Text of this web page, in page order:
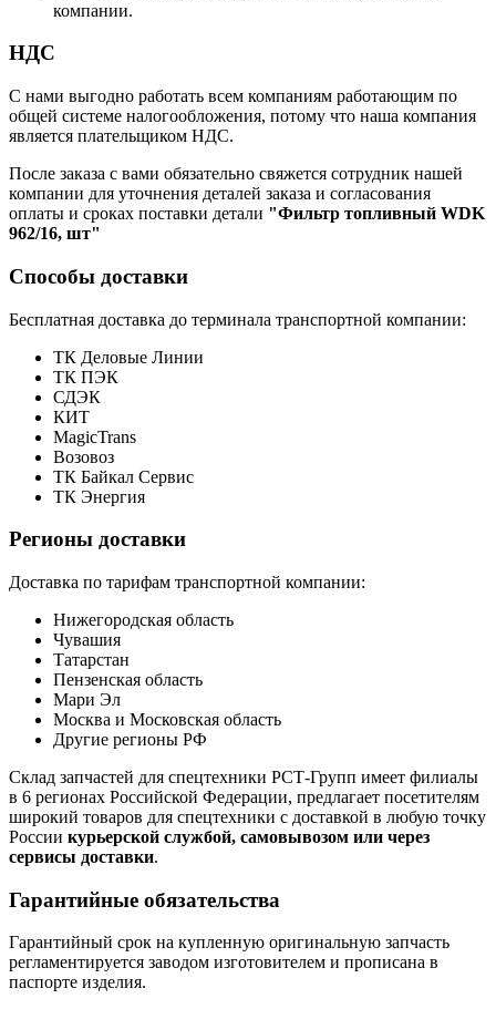
компании.
НДС
С нами выгодно работать всем компаниям работающим по
общей системе налогообложения, потому что наша компания
является плательщиком НДС.
После заказа с вами обязательно свяжется сотрудник нашей
компании для уточнения деталей заказа и согласования
оплаты и сроках поставки детали "Фильтр топливный WDK
962/16, шт"
Способы доставки
Бесплатная доставка до терминала транспортной компании:
ТК Деловые Линии
ТК ПЭК
СДЭК
КИТ
MagicTrans
Возовоз
ТК Байкал Сервис
ТК Энергия
Регионы доставки
Доставка по тарифам транспортной компании:
Нижегородская область
Чувашия
Татарстан
Пензенская область
Мари Эл
Москва и Московская область
Другие регионы РФ
Склад запчастей для спецтехники РСТ-Групп имеет филиалы
в 6 регионах Российской Федерации, предлагает посетителям
широкий товаров для спецтехники с доставкой в любую точку
России курьерской службой, самовывозом или через
сервисы доставки.
Гарантийные обязательства
Гарантийный срок на купленную оригинальную запчасть
регламентируется заводом изготовителем и прописана в
паспорте изделия.